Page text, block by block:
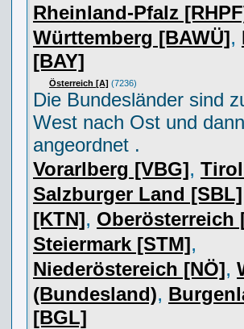
Rheinland-Pfalz
Württemberg [BAWÜ],
[BAY]
Österreich [A] (7236)
Die Bundesländer sind
West nach Ost und
angeordnet .
Vorarlberg [VBG],
Salzburger Land [SBL]
[KTN], Oberösterreich
Steiermark [STM],
Niederöstereich [NÖ],
(Bundesland),
[BGL]